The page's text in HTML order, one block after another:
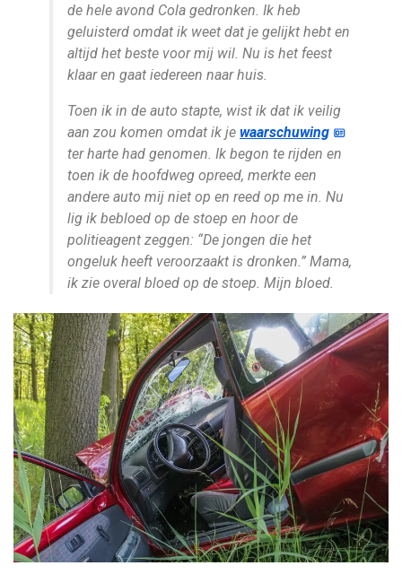
de hele avond Cola gedronken. Ik heb
geluisterd omdat ik weet dat je gelijkt hebt en
altijd het beste voor mij wil. Nu is het feest
klaar en gaat iedereen naar huis.
Toen ik in de auto stapte, wist ik dat ik veilig
aan zou komen omdat ik je waarschuwing
ter harte had genomen. Ik begon te rijden en
toen ik de hoofdweg opreed, merkte een
andere auto mij niet op en reed op me in. Nu
lig ik bebloed op de stoep en hoor de
politieagent zeggen: “De jongen die het
ongeluk heeft veroorzaakt is dronken.” Mama,
ik zie overal bloed op de stoep. Mijn bloed.